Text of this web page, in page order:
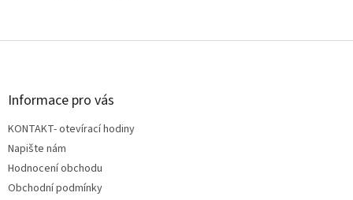
Z
Informace pro vás
KONTAKT- otevírací hodiny
Napište nám
Hodnocení obchodu
Obchodní podmínky